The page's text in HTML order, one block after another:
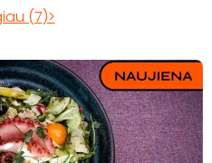
(7)>